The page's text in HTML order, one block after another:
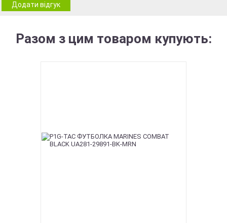
Додати відгук
Разом з цим товаром купують: